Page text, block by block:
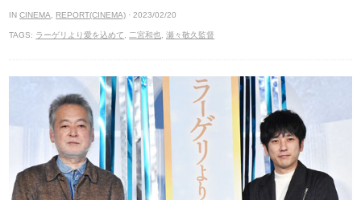
INCINEMA REPORT(CINEMA) · 2023/02/20
TAGS: ラーゲリより愛を込めて 二宮和也 ,瀬々敬久監督